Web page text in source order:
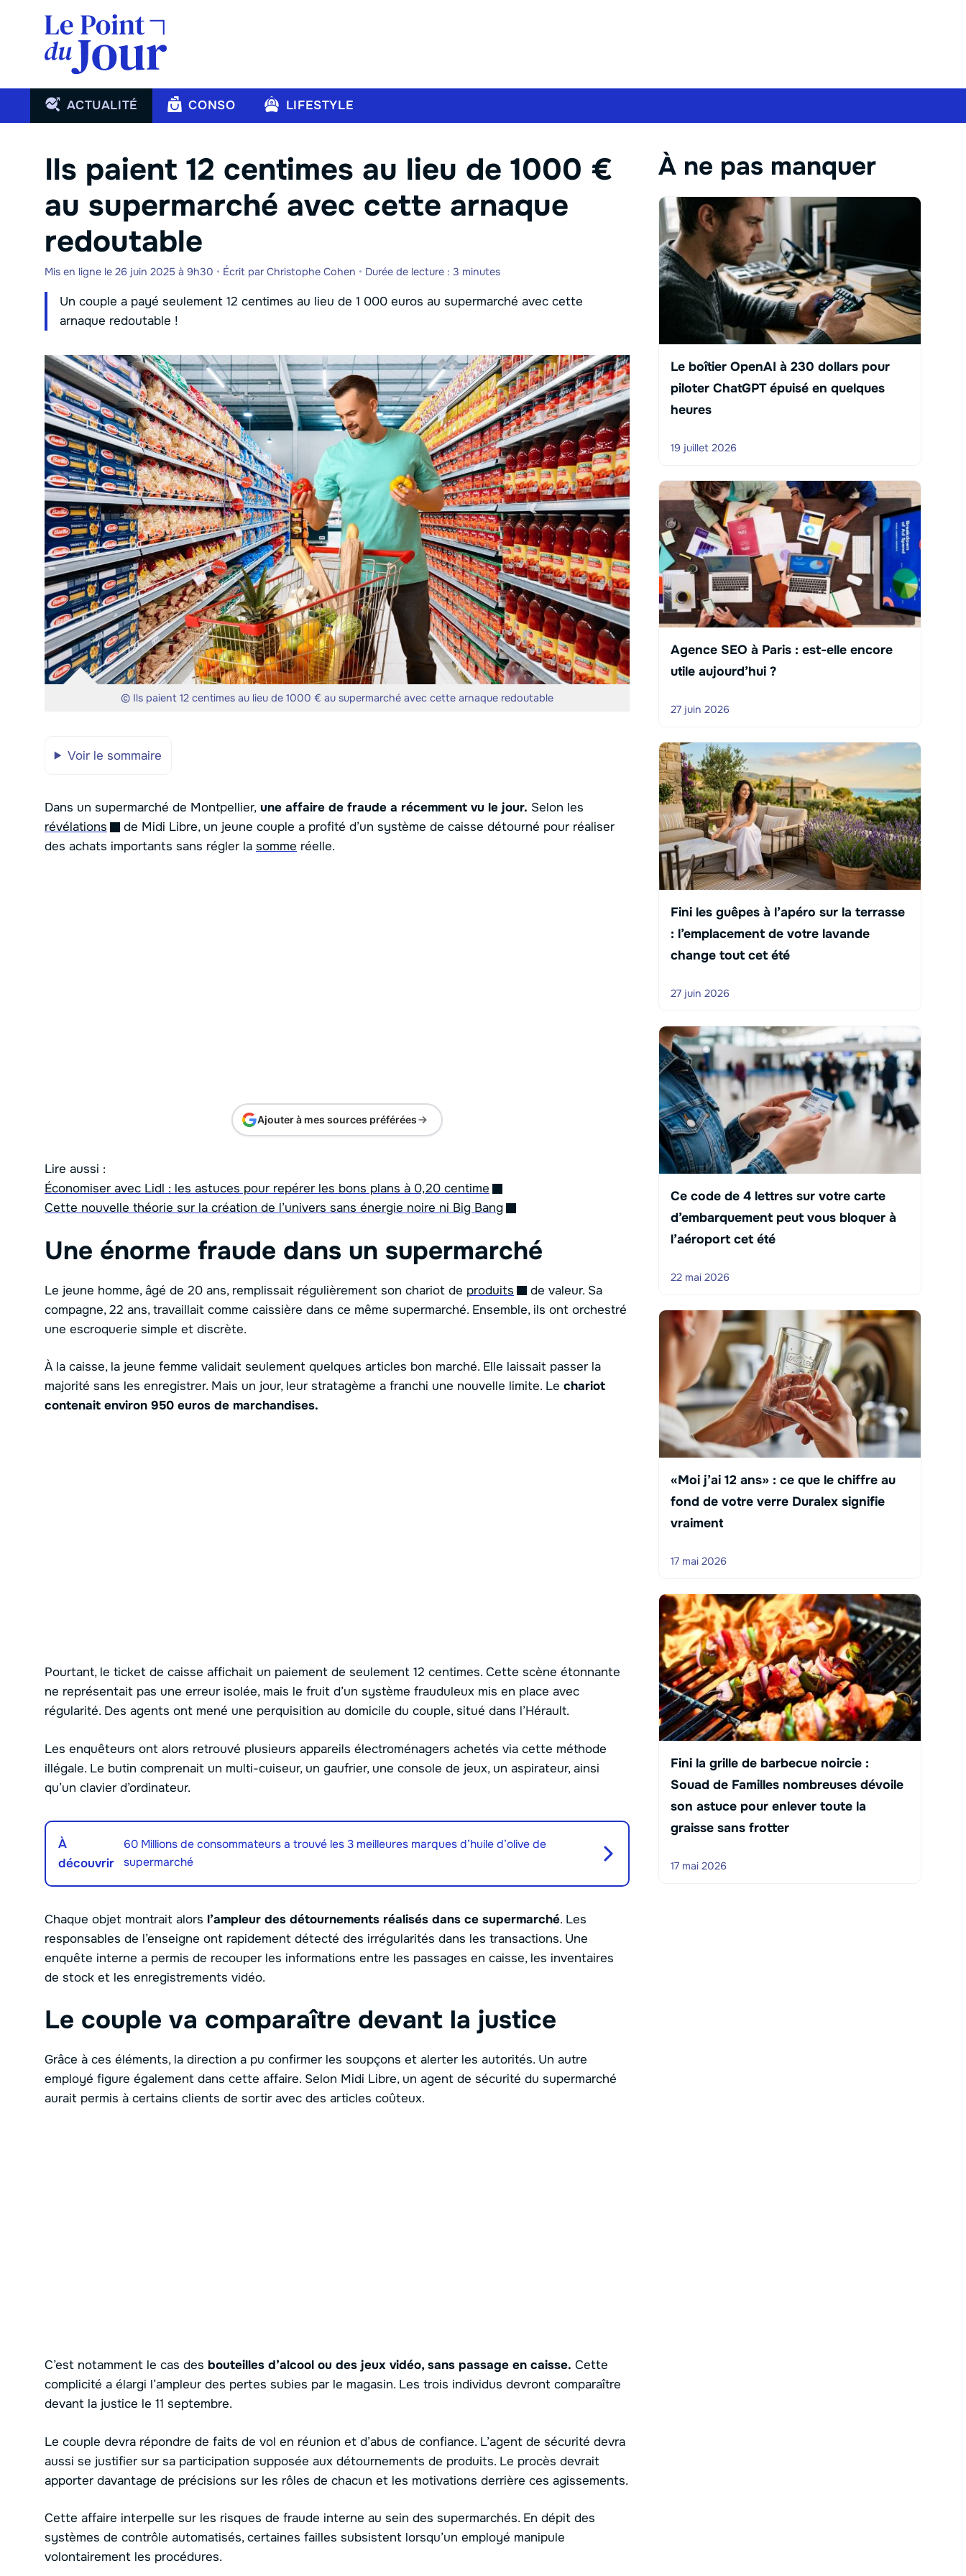
contenu
ACTUALITÉ CONSO LIFESTYLE
Ils paient 12 centimes au lieu de 1000 €
au supermarché avec cette arnaque
redoutable
Mis en ligne le 26 juin 2025 à 9h30 • Écrit par Christophe Cohen • Durée de lecture : 3 minutes
Un couple a payé seulement 12 centimes au lieu de 1 000 euros au supermarché avec cette
arnaque redoutable !
© Ils paient 12 centimes au lieu de 1000 € au supermarché avec cette arnaque redoutable
Voir le sommaire
Dans un supermarché de Montpellier, une affaire de fraude a récemment vu le jour. Selon les
révélations
de Midi Libre, un jeune couple a profité d’un système de caisse détourné pour réaliser
des achats importants sans régler la somme réelle.
Ajouter à mes sources préférées
Lire aussi :
Économiser avec Lidl : les astuces pour repérer les bons plans à 0,20 centime
Cette nouvelle théorie sur la création de l’univers sans énergie noire ni Big Bang
Une énorme fraude dans un supermarché
Le jeune homme, âgé de 20 ans, remplissait régulièrement son chariot de produits
de valeur. Sa
compagne, 22 ans, travaillait comme caissière dans ce même supermarché. Ensemble, ils ont orchestré
une escroquerie simple et discrète.
À la caisse, la jeune femme validait seulement quelques articles bon marché. Elle laissait passer la
majorité sans les enregistrer. Mais un jour, leur stratagème a franchi une nouvelle limite. Le chariot
contenait environ 950 euros de marchandises.
Pourtant, le ticket de caisse affichait un paiement de seulement 12 centimes. Cette scène étonnante
ne représentait pas une erreur isolée, mais le fruit d’un système frauduleux mis en place avec
régularité. Des agents ont mené une perquisition au domicile du couple, situé dans l’Hérault.
Les enquêteurs ont alors retrouvé plusieurs appareils électroménagers achetés via cette méthode
illégale. Le butin comprenait un multi-cuiseur, un gaufrier, une console de jeux, un aspirateur, ainsi
qu’un clavier d’ordinateur.
À
découvrir
60 Millions de consommateurs a trouvé les 3 meilleures marques d’huile d’olive de
supermarché
Chaque objet montrait alors l’ampleur des détournements réalisés dans ce supermarché. Les
responsables de l’enseigne ont rapidement détecté des irrégularités dans les transactions. Une
enquête interne a permis de recouper les informations entre les passages en caisse, les inventaires
de stock et les enregistrements vidéo.
Le couple va comparaître devant la justice
Grâce à ces éléments, la direction a pu confirmer les soupçons et alerter les autorités. Un autre
employé figure également dans cette affaire. Selon Midi Libre, un agent de sécurité du supermarché
aurait permis à certains clients de sortir avec des articles coûteux.
C’est notamment le cas des bouteilles d’alcool ou des jeux vidéo, sans passage en caisse. Cette
complicité a élargi l’ampleur des pertes subies par le magasin. Les trois individus devront comparaître
devant la justice le 11 septembre.
Le couple devra répondre de faits de vol en réunion et d’abus de confiance. L’agent de sécurité devra
aussi se justifier sur sa participation supposée aux détournements de produits. Le procès devrait
apporter davantage de précisions sur les rôles de chacun et les motivations derrière ces agissements.
Cette affaire interpelle sur les risques de fraude interne au sein des supermarchés. En dépit des
systèmes de contrôle automatisés, certaines failles subsistent lorsqu’un employé manipule
volontairement les procédures.
À ne pas manquer
Le boîtier OpenAI à 230 dollars pour
piloter ChatGPT épuisé en quelques
heures
19 juillet 2026
Agence SEO à Paris : est-elle encore
utile aujourd’hui ?
27 juin 2026
Fini les guêpes à l’apéro sur la terrasse
: l’emplacement de votre lavande
change tout cet été
27 juin 2026
Ce code de 4 lettres sur votre carte
d’embarquement peut vous bloquer à
l’aéroport cet été
22 mai 2026
«Moi j’ai 12 ans» : ce que le chiffre au
fond de votre verre Duralex signifie
vraiment
17 mai 2026
Fini la grille de barbecue noircie :
Souad de Familles nombreuses dévoile
son astuce pour enlever toute la
graisse sans frotter
17 mai 2026